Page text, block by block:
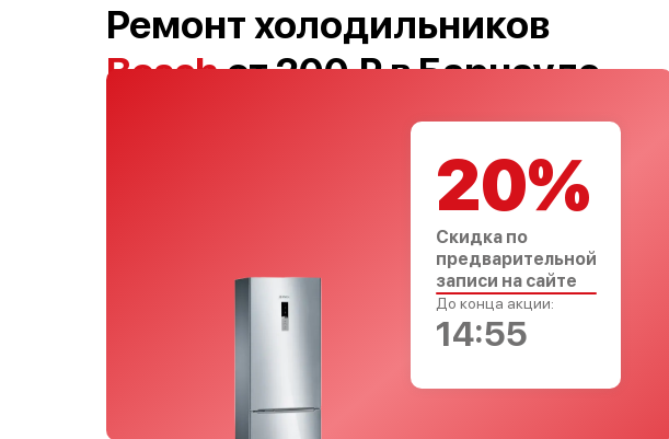
Ремонт холодильников
Boschот 200 ₽ в Барнауле
20%
Скидка по
предварительной
записи на сайте
До конца акции:
14:54